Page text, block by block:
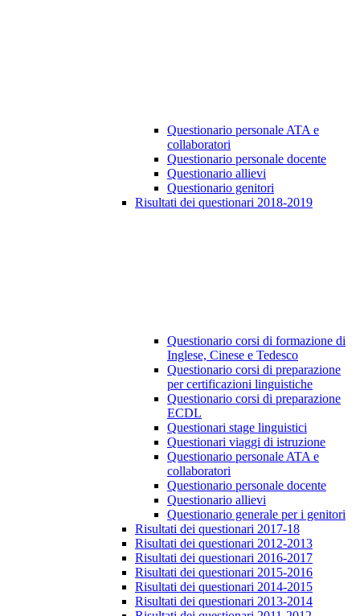
Questionario personale ATA e
collaboratori
Questionario personale docente
Questionario allievi
Questionario genitori
Risultati dei questionari 2018-2019
Questionario corsi di formazione di
Inglese, Cinese e Tedesco
Questionario corsi di preparazione
per certificazioni linguistiche
Questionario corsi di preparazione
ECDL
Questionari stage linguistici
Questionari viaggi di istruzione
Questionario personale ATA e
collaboratori
Questionario personale docente
Questionario allievi
Questionario generale per i genitori
Risultati dei questionari 2017-18
Risultati dei questionari 2012-2013
Risultati dei questionari 2016-2017
Risultati dei questionari 2015-2016
Risultati dei questionari 2014-2015
Risultati dei questionari 2013-2014